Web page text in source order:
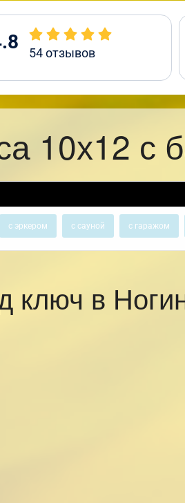
54отзывов
10х12 с
с эркером с сауной с гаражом
ключ в